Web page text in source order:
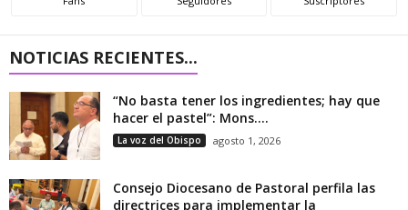
NOTICIAS RECIENTES...
“No basta tener los ingredientes; hay que
hacer el pastel”: Mons....
La voz del Obispo agosto 1, 2026
Consejo Diocesano de Pastoral perfila las
directrices para implementar la